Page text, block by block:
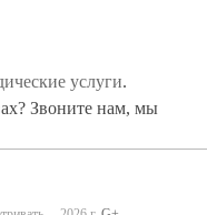
услуги.
Звоните нам, мы